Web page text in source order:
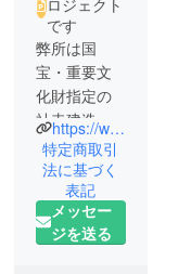
ロジェクト
です
弊所は国
宝・重要文
化財指定の
社寺建造物
の壁画や天
井絵、杉戸
絵等の保存
修理や復元
制作を行
https://www.instagram.com/amanosan_bunkaisan?igsh=MW4xbTZrZDg0ZmxrZQ%3D%3D&utm_source=qr
特定商取引
法に基づく
表記
メッセー
ジを送る